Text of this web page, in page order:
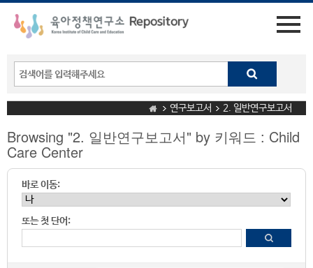
연구보고서 2. 일반연구보고서
Browsing "2. 일반연구보고서" by 키워드 : Child
Care Center
바로 이동:
또는 첫 단어: